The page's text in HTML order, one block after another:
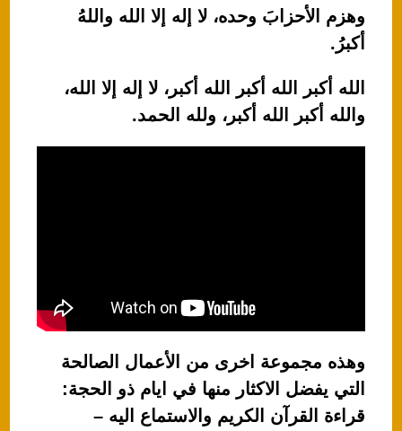
وهزم الأحزابَ وحده، لا إله إلا الله واللهُ
أكبرُ.
الله أكبر الله أكبر الله أكبر، لا إله إلا الله،
والله أكبر الله أكبر، ولله الحمد.
وهذه مجموعة اخرى من الأعمال الصالحة
التي يفضل الاكثار منها في ايام ذو الحجة:
قراءة القرآن الكريم والاستماع اليه –